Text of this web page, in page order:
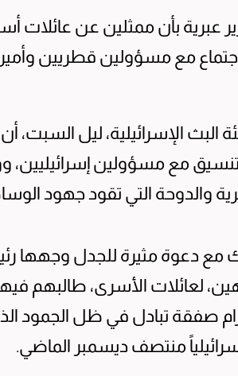
عبرية بأن ممثلين عن عائلات
مع مسؤولين قطريين
مع مسؤولين إسرائيليين،
والدوحة التي تقود جهود
مع دعوة مثيرة للجدل وجهها
لعائلات الأسرى، طالبهم